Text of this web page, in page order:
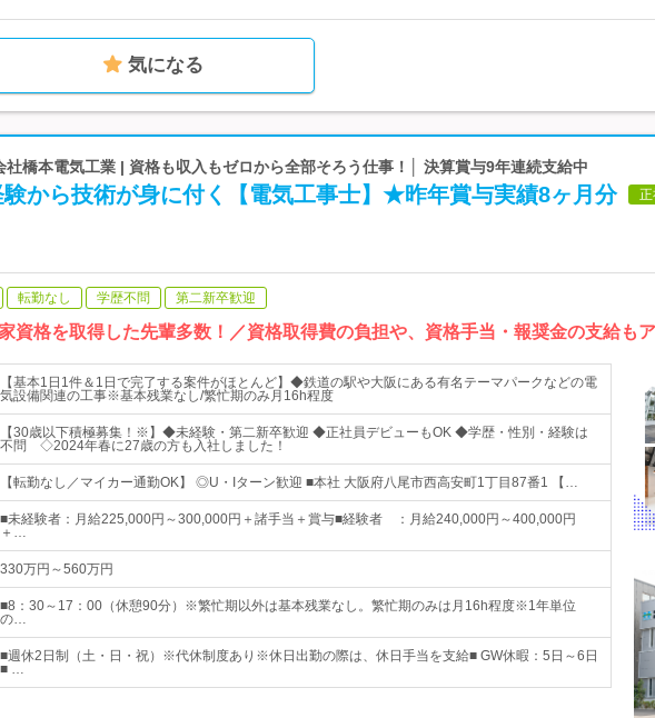
気になる
社橋本電気工業 | 資格も収入もゼロから全部そろう仕事！│ 決算賞与9年連続支給中
験から技術が身に付く【電気工事士】★昨年賞与実績8ヶ月分 正
転勤なし 学歴不問 第二新卒歓迎
資格を取得した先輩多数！／資格取得費の負担や、資格手当・報奨金の支給もア
【基本1日1件＆1日で完了する案件がほとんど】◆鉄道の駅や大阪にある有名テーマパークなどの電
気設備関連の工事※基本残業なし/繁忙期のみ月16h程度
【30歳以下積極募集！※】◆未経験・第二新卒歓迎 ◆正社員デビューもOK ◆学歴・性別・経験は
不問 ◇2024年春に27歳の方も入社しました！
【転勤なし／マイカー通勤OK】 ◎U・Iターン歓迎 ■本社 大阪府八尾市西高安町1丁目87番1 【…
■未経験者：月給225,000円～300,000円＋諸手当＋賞与■経験者 ：月給240,000円～400,000円
＋…
330万円～560万円
■8：30～17：00（休憩90分）※繁忙期以外は基本残業なし。繁忙期のみは月16h程度※1年単位
の…
■週休2日制（土・日・祝）※代休制度あり※休日出勤の際は、休日手当を支給■ GW休暇：5日～6日
■ …